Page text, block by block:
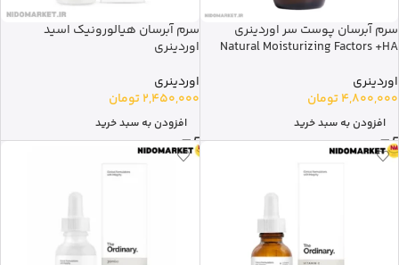
سرم آبرسان پوست سر اوردینری
Natural Moisturizing Factors +HA
اوردینری
4,800,000تومان
افزودن به سبد خرید
سرم آبرسان هیالورونیک اسید
اوردینری
اوردینری
2,450,000 تومان
افزودن به سبد خرید